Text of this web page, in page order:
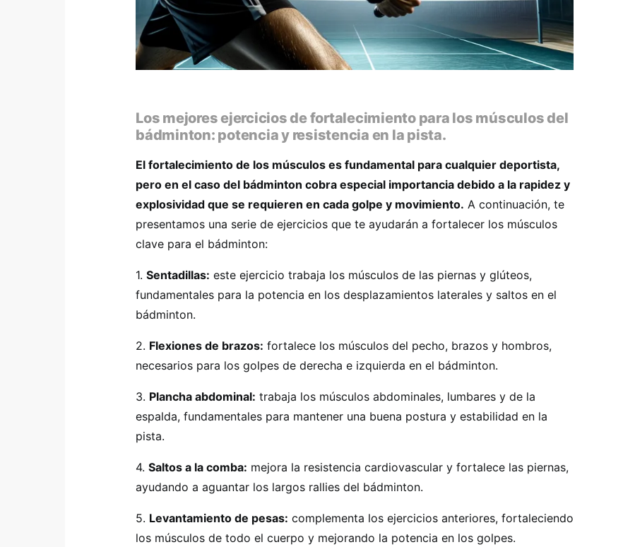
Los mejores ejercicios de fortalecimiento para los músculos del
bádminton: potencia y resistencia en la pista.
El fortalecimiento de los músculos es fundamental para cualquier deportista,
pero en el caso del bádminton cobra especial importancia debido a la rapidez y
explosividad que se requieren en cada golpe y movimiento. A continuación, te
presentamos una serie de ejercicios que te ayudarán a fortalecer los músculos
clave para el bádminton:
1. Sentadillas: este ejercicio trabaja los músculos de las piernas y glúteos,
fundamentales para la potencia en los desplazamientos laterales y saltos en el
bádminton.
2. Flexiones de brazos: fortalece los músculos del pecho, brazos y hombros,
necesarios para los golpes de derecha e izquierda en el bádminton.
3. Plancha abdominal: trabaja los músculos abdominales, lumbares y de la
espalda, fundamentales para mantener una buena postura y estabilidad en la
pista.
4. Saltos a la comba: mejora la resistencia cardiovascular y fortalece las piernas,
ayudando a aguantar los largos rallies del bádminton.
5. Levantamiento de pesas: complementa los ejercicios anteriores, fortaleciendo
los músculos de todo el cuerpo y mejorando la potencia en los golpes.